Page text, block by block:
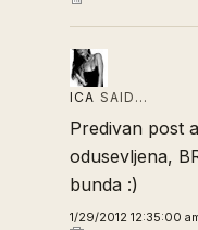
ICA SAID…
Predivan post
odusevljena,
bunda :)
1/29/2012 12:35:00